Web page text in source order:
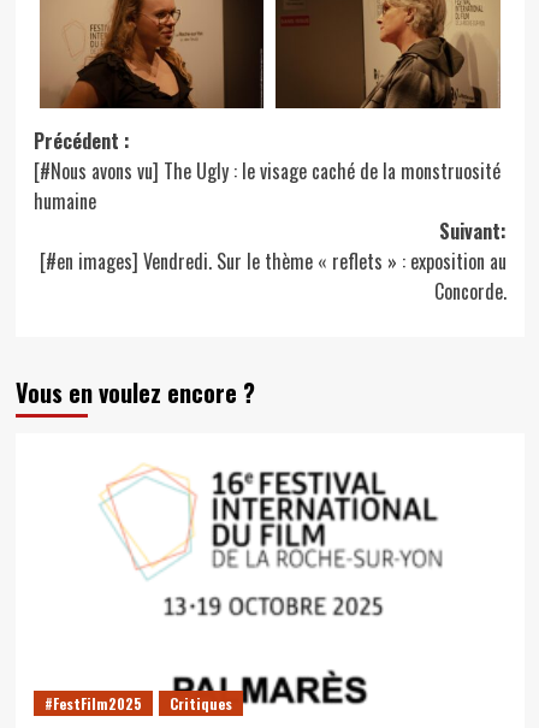
Navigation
d’article
Précédent :
[#Nous avons vu] The Ugly : le visage caché de la monstruosité
humaine
Suivant:
[#en images] Vendredi. Sur le thème « reflets » : exposition au
Concorde.
Vous en voulez encore ?
#FestFilm2025 Critiques